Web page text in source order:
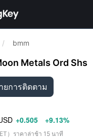
/ bmm
Metals Ord Shs
ยการติดตาม
+0.505 +9.13%
ET ） ราคาล่าช้า 15 นาที